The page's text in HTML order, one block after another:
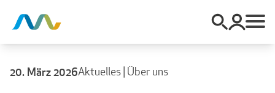
20. März 2026Aktuelles| Über uns